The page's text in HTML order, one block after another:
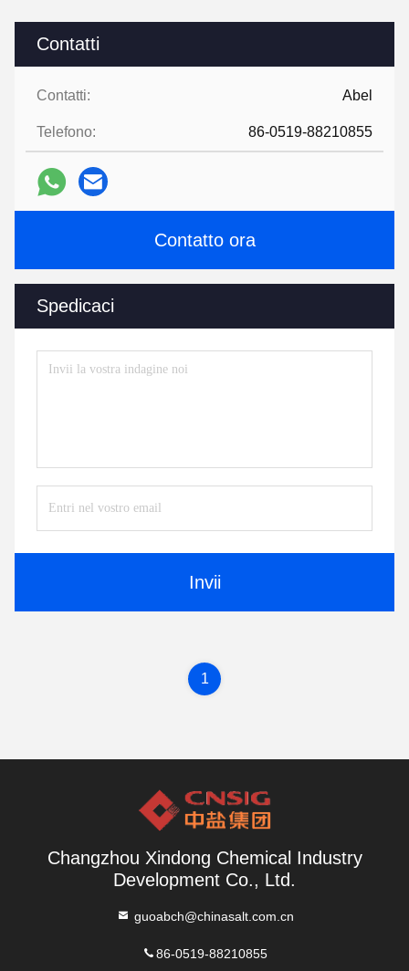
Contatti
Contatti: Abel
Telefono: 86-0519-88210855
Contatto ora
Spedicaci
Invii
1
Changzhou Xindong Chemical Industry
Development Co., Ltd.
guoabch@chinasalt.com.cn
86-0519-88210855